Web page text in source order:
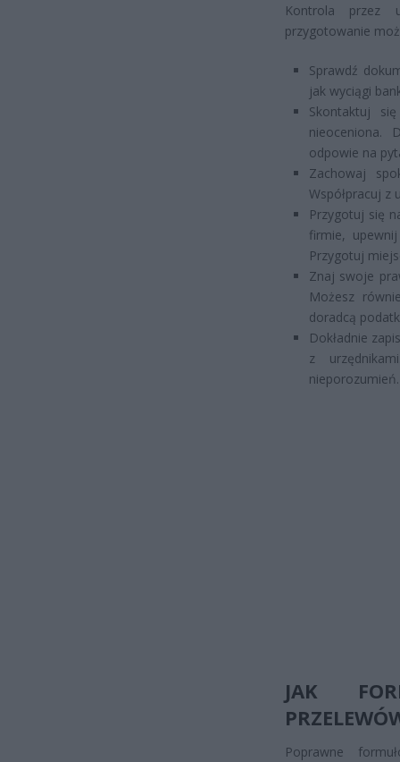
Kontrola przez
przygotowanie
Sprawdź
jak wyciągi
Skontaktuj
nieoceniona.
odpowie na
Zachowaj
Współpracuj z
Przygotuj się
firmie,
Przygotuj
Znaj swoje
Możesz
doradcą
Dokładnie
z
nieporozumień.
JAK
Poprawne